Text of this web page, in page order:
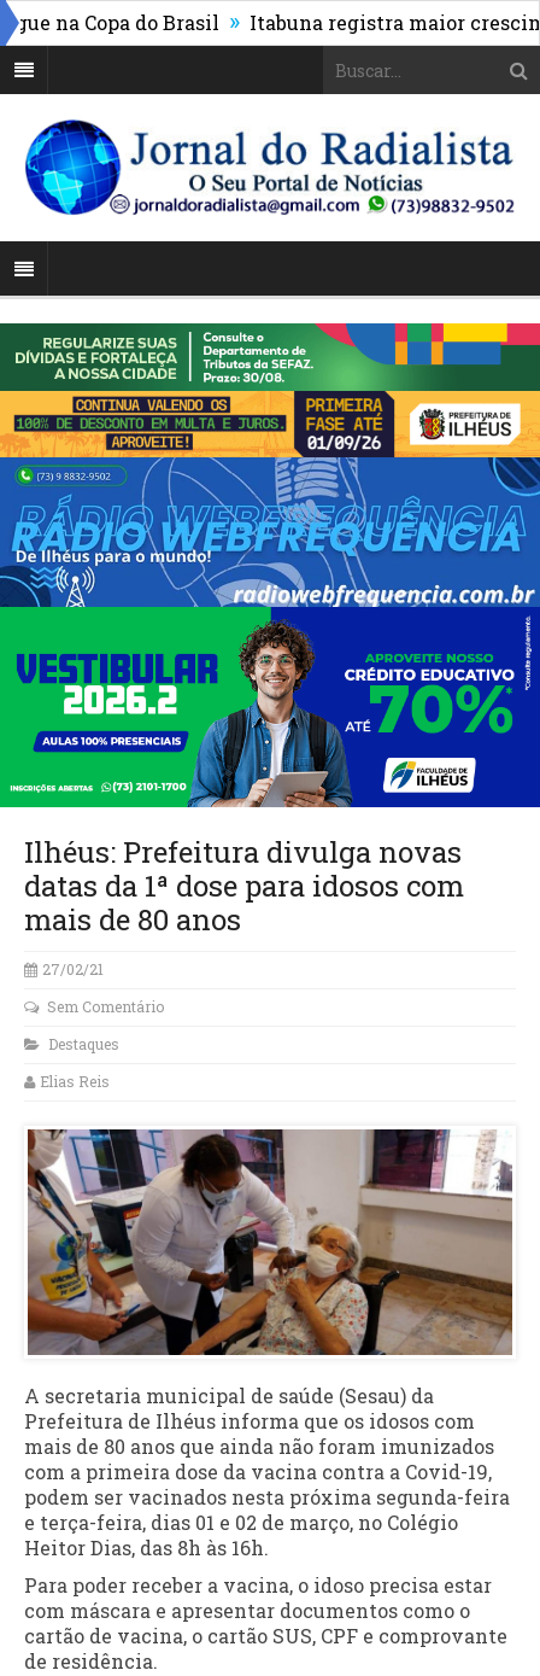
Copa do Brasil » Itabuna registra maior
Ilhéus: Prefeitura divulga novas
datas da 1ª dose para idosos com
mais de 80 anos
27/02/21
Sem Comentário
Destaques
Elias Reis
A secretaria municipal de saúde (Sesau) da
Prefeitura de Ilhéus informa que os idosos com
mais de 80 anos que ainda não foram imunizados
com a primeira dose da vacina contra a Covid-19,
podem ser vacinados nesta próxima segunda-feira
e terça-feira, dias 01 e 02 de março, no Colégio
Heitor Dias, das 8h às 16h.
Para poder receber a vacina, o idoso precisa estar
com máscara e apresentar documentos como o
cartão de vacina, o cartão SUS, CPF e comprovante
de residência.